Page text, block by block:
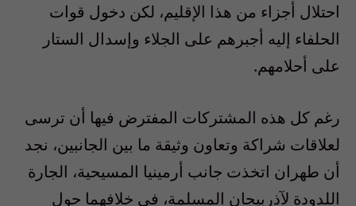
احتلال أجزاء من هذا الإقليم، لكن دخول قوات
الحلفاء إليه أجبرهم على الجلاء وإسدال الستار
على أحلامهم.
رغم كل هذه المشتركات المفترض فيها أن ترسى
لعلاقات شراكة وتعاون وثيقة ما بين الجانبين، نجد
أن طهران اتخذت جانب أرمينيا المسيحية، الجارة
اللدودة لآذربيجان المسلمة، في خلافهما حول